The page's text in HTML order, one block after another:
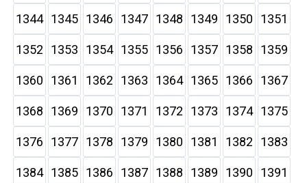
1344 1345 1346 1347 1348 1349 1350 1351
1352 1353 1354 1355 1356 1357 1358 1359
1360 1361 1362 1363 1364 1365 1366 1367
1368 1369 1370 1371 1372 1373 1374 1375
1376 1377 1378 1379 1380 1381 1382 1383
1384 1385 1386 1387 1388 1389 1390 1391